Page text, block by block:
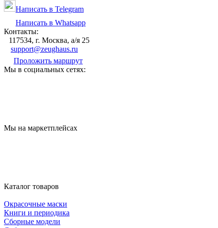
Написать в Telegram
Написать в Whatsapp
Контакты:
117534, г. Москва, а/я 25
support@zeughaus.ru
Проложить маршрут
Мы в социальных сетях:
Мы на маркетплейсах
Каталог товаров
Окрасочные маски
Книги и периодика
Сборные модели